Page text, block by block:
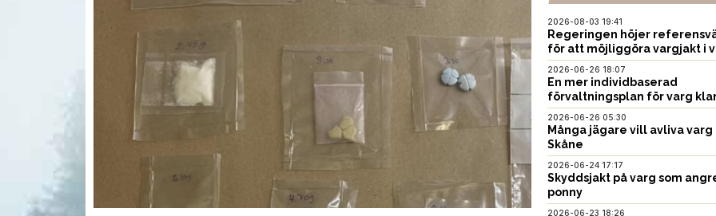
2026-08-03 19:41
Regeringen höjer
för att möjliggöra vargjakt i
2026-06-26 18:07
En mer individbaserad
förvaltningsplan för varg
2026-06-26 05:30
Många jägare vill avliva varg
Skåne
2026-06-24 17:17
Skyddsjakt på varg som
ponny
2026-06-23 18:26